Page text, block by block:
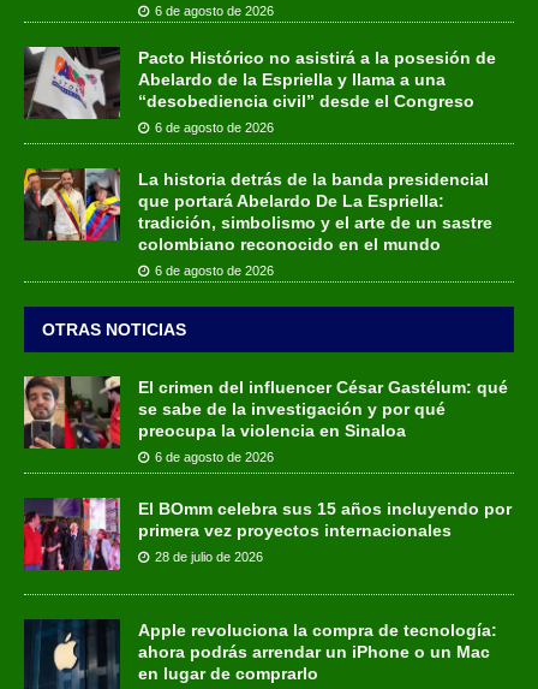
6 de agosto de 2026
Pacto Histórico no asistirá a la posesión de
Abelardo de la Espriella y llama a una
“desobediencia civil” desde el Congreso
6 de agosto de 2026
La historia detrás de la banda presidencial
que portará Abelardo De La Espriella:
tradición, simbolismo y el arte de un sastre
colombiano reconocido en el mundo
6 de agosto de 2026
OTRAS NOTICIAS
El crimen del influencer César Gastélum: qué
se sabe de la investigación y por qué
preocupa la violencia en Sinaloa
6 de agosto de 2026
El BOmm celebra sus 15 años incluyendo por
primera vez proyectos internacionales
28 de julio de 2026
Apple revoluciona la compra de tecnología:
ahora podrás arrendar un iPhone o un Mac
en lugar de comprarlo